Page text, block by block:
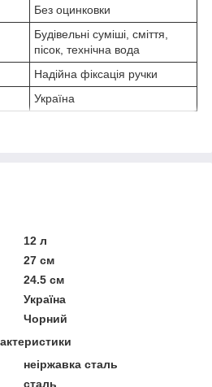
Без оцинковки
Будівельні суміші, сміття,
пісок, технічна вода
Надійна фіксація ручки
Україна
12 л
27 см
24.5 см
Україна
Чорний
неіржавка сталь
сталь